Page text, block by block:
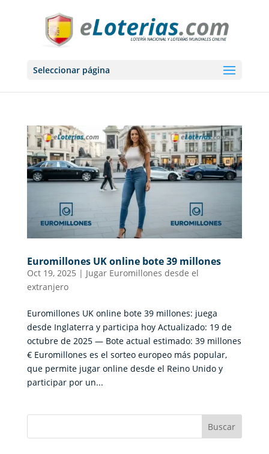
Seleccionar página
Euromillones UK online bote 39 millones
Oct 19, 2025 | Jugar Euromillones desde el
extranjero
Euromillones UK online bote 39 millones: juega
desde Inglaterra y participa hoy Actualizado: 19 de
octubre de 2025 — Bote actual estimado: 39 millones
€ Euromillones es el sorteo europeo más popular,
que permite jugar online desde el Reino Unido y
participar por un...